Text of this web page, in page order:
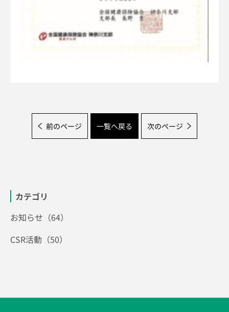
前のページ 一覧へ戻る 次のページ
カテゴリ
お知らせ（64）
CSR活動（50）